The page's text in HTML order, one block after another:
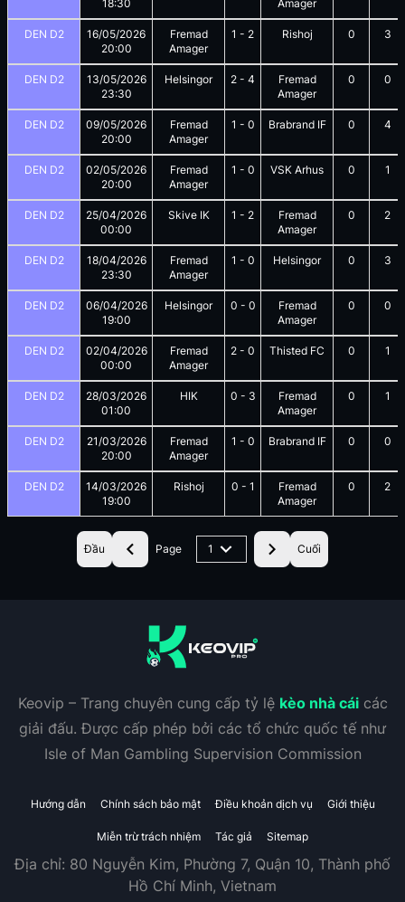
18:30
Amager
DEN D2
16/05/2026
20:00
Fremad
Amager
1 - 2 Rishoj 0 3
DEN D2
13/05/2026
23:30
Helsingor 2 - 4
Fremad
Amager
0 0
DEN D2
09/05/2026
20:00
Fremad
Amager
1 - 0 Brabrand IF 0 4
DEN D2
02/05/2026
20:00
Fremad
Amager
1 - 0 VSK Arhus 0 1
DEN D2
25/04/2026
00:00
Skive IK 1 - 2
Fremad
Amager
0 2
DEN D2
18/04/2026
23:30
Fremad
Amager
1 - 0 Helsingor 0 3
DEN D2
06/04/2026
19:00
Helsingor 0 - 0
Fremad
Amager
0 0
DEN D2
02/04/2026
00:00
Fremad
Amager
2 - 0 Thisted FC 0 1
DEN D2
28/03/2026
01:00
HIK 0 - 3
Fremad
Amager
0 1
DEN D2
21/03/2026
20:00
Fremad
Amager
1 - 0 Brabrand IF 0 0
DEN D2
14/03/2026
19:00
Rishoj 0 - 1
Fremad
Amager
0 2
Đầu Page 1 Cuối
Keovip – Trang chuyên cung cấp tỷ lệ kèo nhà cáicác
giải đấu. Được cấp phép bởi các tổ chức quốc tế như
Isle of Man Gambling Supervision Commission
Hướng dẫn Chính sách bảo mật Điều khoản dịch vụ Giới thiệu
Miễn trừ trách nhiệm Tác giả Sitemap
Địa chỉ: 80 Nguyễn Kim, Phường 7, Quận 10, Thành phố
Hồ Chí Minh, Vietnam